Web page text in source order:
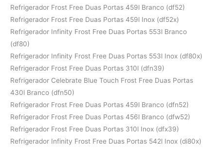
Refrigerador Frost Free Duas Portas 459l Branco (df52)
Refrigerador Frost Free Duas Portas 459l Inox (df52x)
Refrigerador Infinity Frost Free Duas Portas 553l Branco
(df80)
Refrigerador Infinity Frost Free Duas Portas 553l Inox (df80x)
Refrigerador Frost Free Duas Portas 310l (dfn39)
Refrigerador Celebrate Blue Touch Frost Free Duas Portas
430l Branco (dfn50)
Refrigerador Frost Free Duas Portas 459l Branco (dfn52)
Refrigerador Frost Free Duas Portas 456l Branco (dfw52)
Refrigerador Frost Free Duas Portas 310l Inox (dfx39)
Refrigerador Infinity Frost Free Duas Portas 542l Inox (di80x)